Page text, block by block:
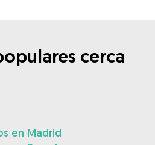
cerca
en Madrid